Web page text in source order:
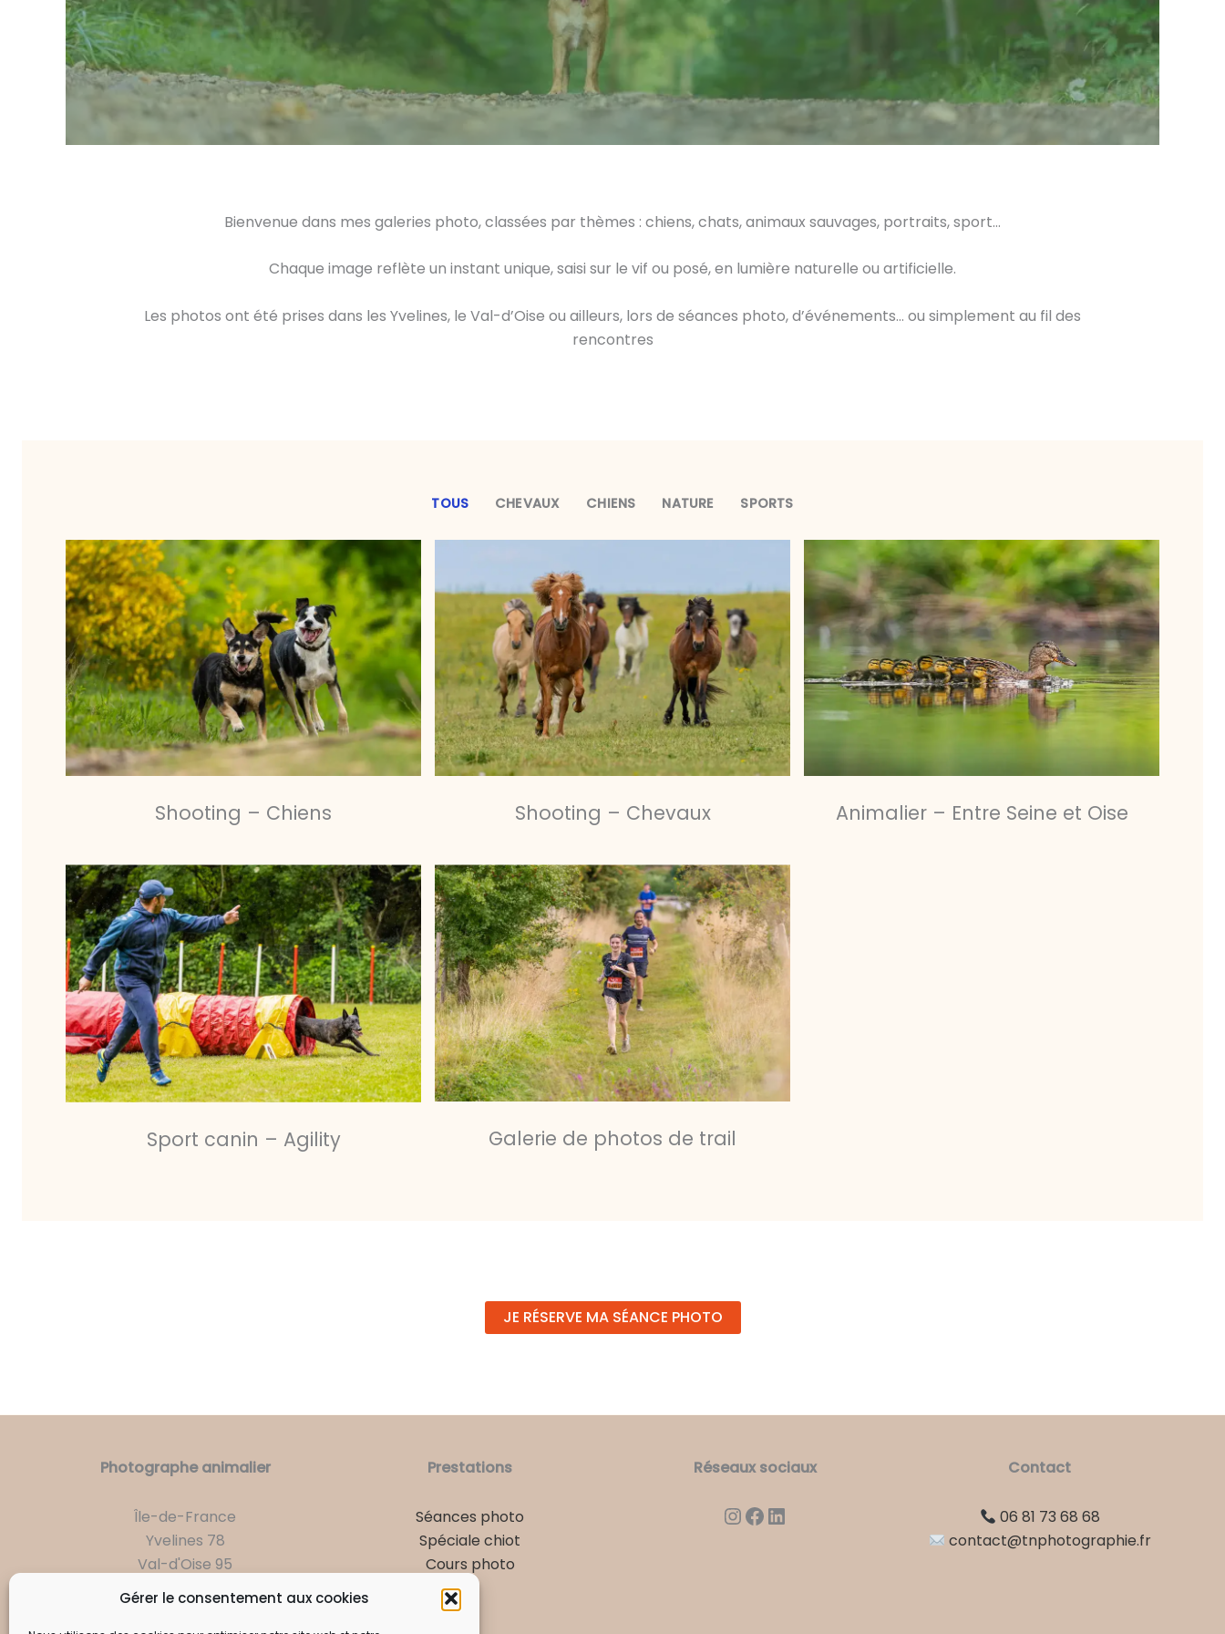
Gérer le consentement aux cookies
Bienvenue dans mes galeries photo, classées par thèmes : chiens, chats, animaux sauvages, portraits, sport…
Chaque image reflète un instant unique, saisi sur le vif ou posé, en lumière naturelle ou artificielle.
Les photos ont été prises dans les Yvelines, le Val-d’Oise ou ailleurs, lors de séances photo, d’événements… ou simplement au fil des
rencontres
TOUS CHEVAUX CHIENS NATURE SPORTS
Shooting – Chiens Shooting – Chevaux Animalier – Entre Seine et Oise
Sport canin – Agility Galerie de photos de trail
JE RÉSERVE MA SÉANCE PHOTO
Photographe animalier
Île-de-France
Yvelines 78
Val-d'Oise 95
Eure 27
Prestations
Séances photo
Spéciale chiot
Cours photo
Réseaux sociaux
Instagram
Facebook
LinkedIn
Contact
06 81 73 68 68
contact@tnphotographie.fr